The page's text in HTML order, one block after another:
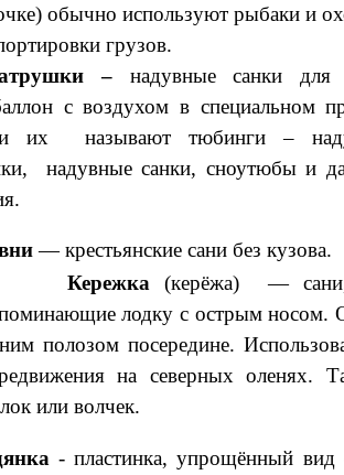
обычно используют рыбаки и
грузов.
– надувные санки
с воздухом в специальном
их называют тюбинги –
надувные санки, сноутюбы и
— крестьянские сани без кузова.
Кережка (керёжа) —
лодку с острым носом.
полозом посередине.
на северных оленях.
или волчек.
- пластинка, упрощённый